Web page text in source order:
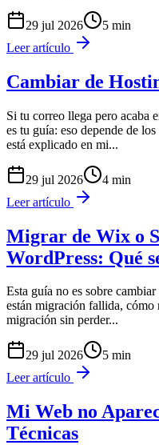
29 jul 2026 5 min
Leer artículo
Cambiar de
Si tu correo llega pero acaba
es tu guía: eso depende de
está explicado en mi...
29 jul 2026 4 min
Leer artículo
Migrar de Wix o
WordPress: Qué
Esta guía no es sobre
están migración fallida,
migración sin perder...
29 jul 2026 5 min
Leer artículo
Mi Web no
Técnicas